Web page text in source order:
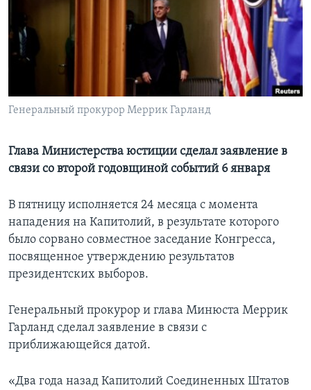
Learning English
СОЦИАЛЬНЫЕ СЕТИ
Генеральный прокурор Меррик Гарланд
Глава Министерства юстиции сделал заявление в
связи со второй годовщиной событий 6 января
В пятницу исполняется 24 месяца с момента
нападения на Капитолий, в результате которого
было сорвано совместное заседание Конгресса,
посвященное утверждению результатов
президентских выборов.
Генеральный прокурор и глава Минюста Меррик
Гарланд сделал заявление в связи с
приближающейся датой.
«Два года назад Капитолий Соединенных Штатов